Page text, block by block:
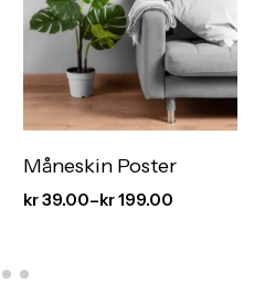
Måneskin Poster
kr39.00–kr199.00